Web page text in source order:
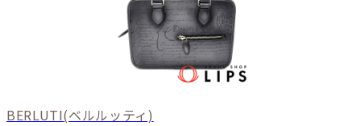
BERLUTI(ベルルッティ)